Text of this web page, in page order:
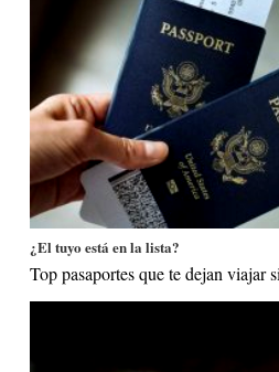
¿El tuyo está en la lista?
Top pasaportes que te dejan viajar